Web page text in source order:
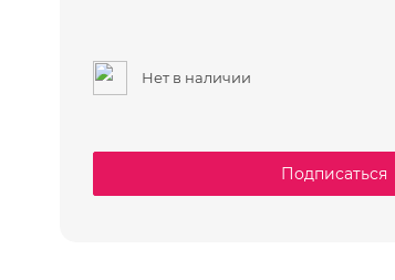
Нет в наличии
Подписаться